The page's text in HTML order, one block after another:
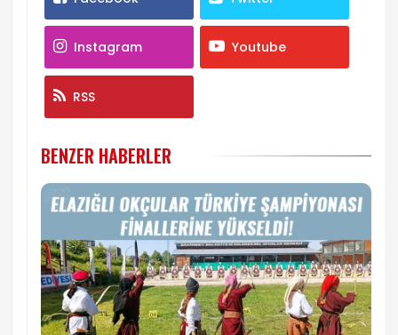
Instagram Youtube
RSS
BENZER HABERLER